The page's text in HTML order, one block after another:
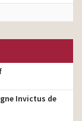
Invictus de